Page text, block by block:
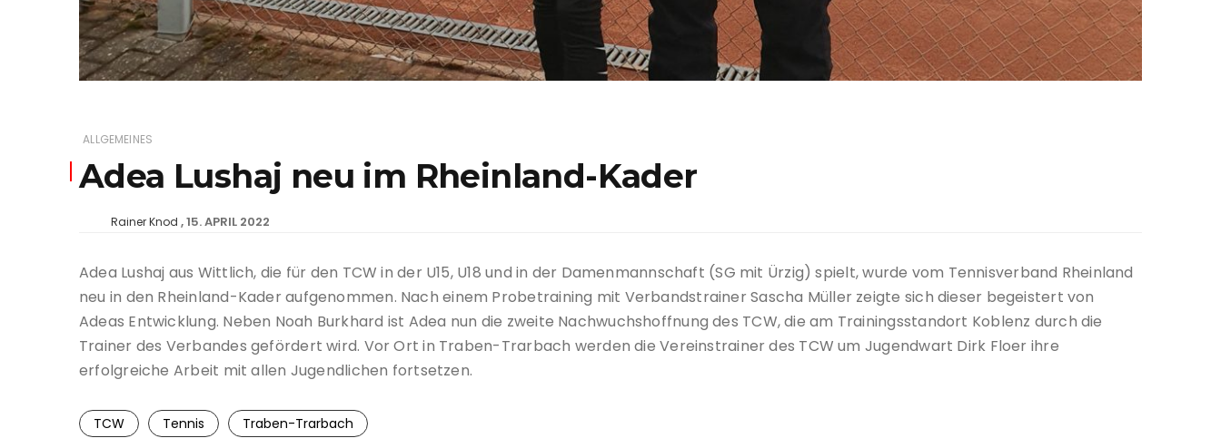
ALLGEMEINES
Adea Lushaj neu im Rheinland-Kader
Rainer Knod 15. APRIL 2022
Adea Lushaj aus Wittlich, die für den TCW in der U15, U18 und in der Damenmannschaft (SG mit Ürzig) spielt, wurde vom Tennisverband Rheinland
neu in den Rheinland-Kader aufgenommen. Nach einem Probetraining mit Verbandstrainer Sascha Müller zeigte sich dieser begeistert von
Adeas Entwicklung. Neben Noah Burkhard ist Adea nun die zweite Nachwuchshoffnung des TCW, die am Trainingsstandort Koblenz durch die
Trainer des Verbandes gefördert wird. Vor Ort in Traben-Trarbach werden die Vereinstrainer des TCW um Jugendwart Dirk Floer ihre
erfolgreiche Arbeit mit allen Jugendlichen fortsetzen.
TCW Tennis Traben-Trarbach